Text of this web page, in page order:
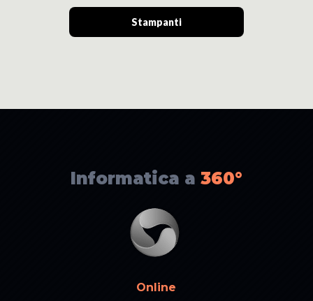
Stampanti
Informatica a 360°
Online